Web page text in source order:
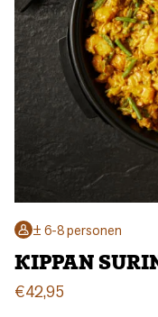
± 6-8 personen
KIPPAN
€42,95